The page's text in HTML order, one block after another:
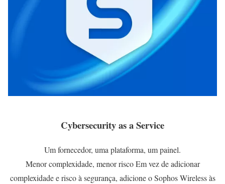
Cybersecurity as a Service
Um fornecedor, uma plataforma, um painel.
Menor complexidade, menor risco Em vez de adicionar
complexidade e risco à segurança, adicione o Sophos Wireless às